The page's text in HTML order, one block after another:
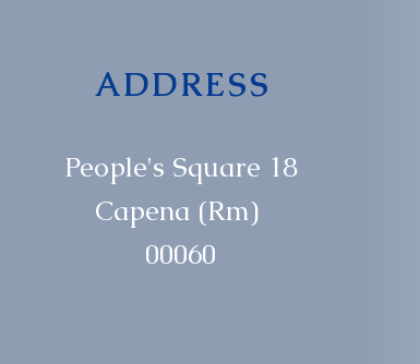
ADDRESS
People's Square 18
Capena (Rm)
00060